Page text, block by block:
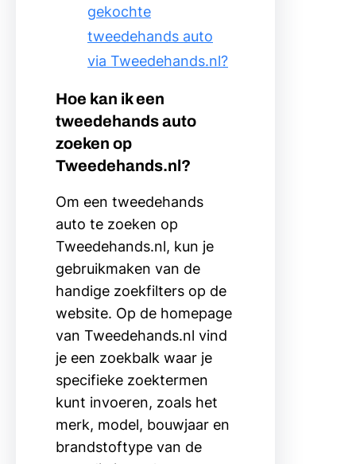
gekochte
tweedehands auto
via Tweedehands.nl?
Hoe kan ik een
tweedehands auto
zoeken op
Tweedehands.nl?
Om een tweedehands
auto te zoeken op
Tweedehands.nl, kun je
gebruikmaken van de
handige zoekfilters op de
website. Op de homepage
van Tweedehands.nl vind
je een zoekbalk waar je
specifieke zoektermen
kunt invoeren, zoals het
merk, model, bouwjaar en
brandstoftype van de